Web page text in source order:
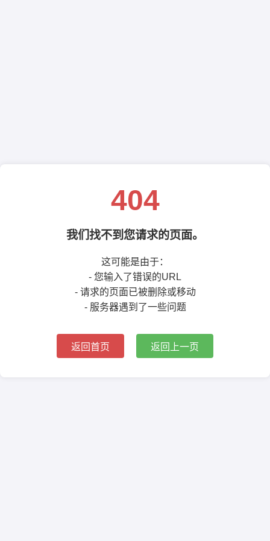
404
我们找不到您请求的页面。
这可能是由于：
- 您输入了错误的URL
- 请求的页面已被删除或移动
- 服务器遇到了一些问题
返回首页 返回上一页